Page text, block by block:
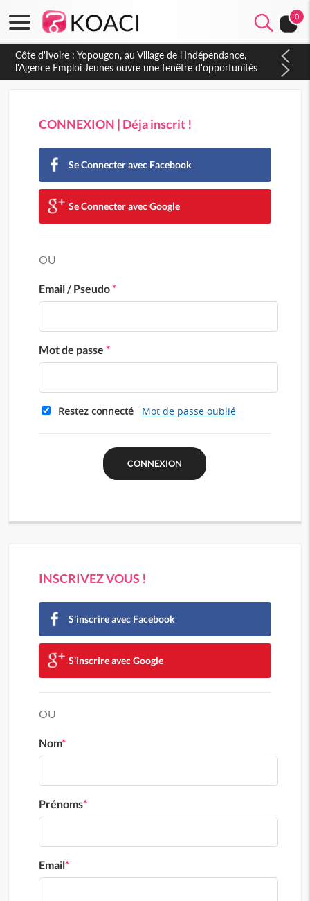
0
Côte d'Ivoire : Yopougon, au Village de l'Indépendance,
l'Agence Emploi Jeunes ouvre une fenêtre d'opportunités
pour la jeunesse ivoirienne
CONNEXION | Déja inscrit !
Se Connecter avec Facebook
Se Connecter avec Google
OU
Email / Pseudo*
Mot de passe *
Restez connecté Mot de passe oublié
INSCRIVEZ VOUS !
S'inscrire avec Facebook
S'inscrire avec Google
OU
Nom*
Prénoms*
Email*